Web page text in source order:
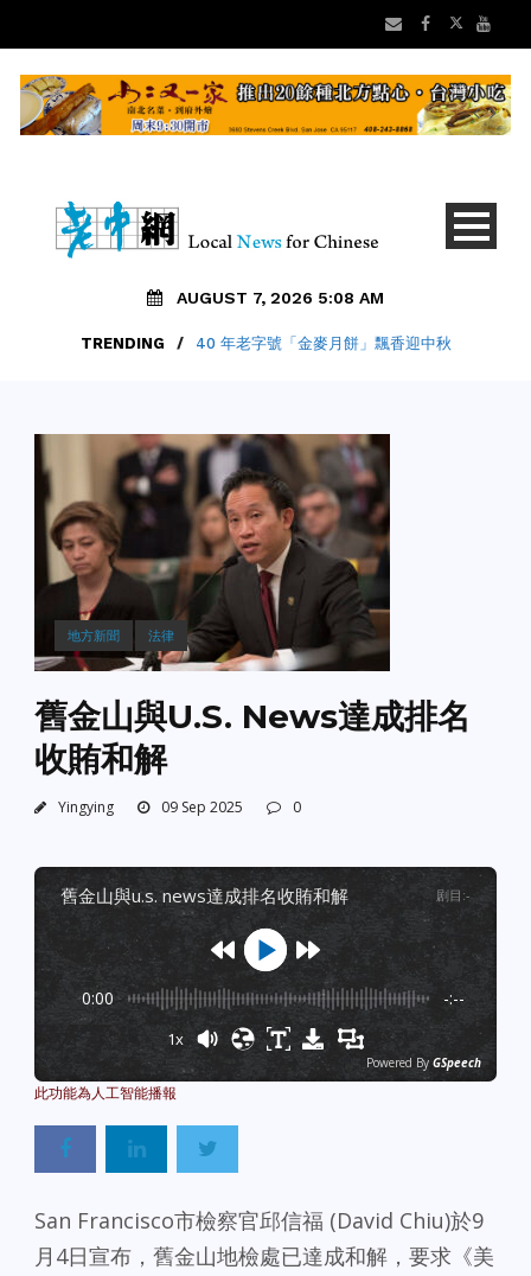
AUGUST 7, 2026 5:08 AM
TRENDING / 40 年老字號「金麥月餅」飄香迎中秋
地方新聞 法律
舊金山與U.S. News達成排名
收賄和解
Yingying 09 Sep 2025 0
舊金山與u.s. news達成排名收賄和解 剧目 :-
0:00 -:--
1x
Powered By GSpeech
San Francisco市檢察官邱信福 (David Chiu)於9
月4日宣布，舊金山地檢處已達成和解，要求《美